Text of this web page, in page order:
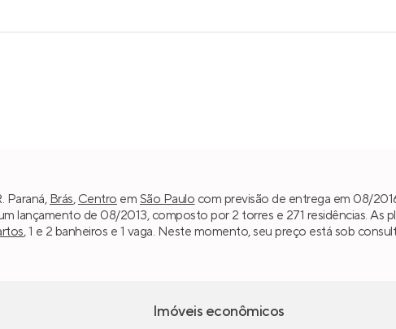
Paraná, Brás, Centro em São Paulo com previsão de entrega em 08/
lançamento de 08/2013, composto por 2 torres e 271 residências. As
, 1 e 2 banheiros e 1 vaga. Neste momento, seu preço está sob
Imóveis econômicos